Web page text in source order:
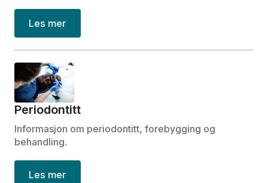
Les mer
Periodontitt
Informasjon om periodontitt, forebygging og
behandling.
Les mer